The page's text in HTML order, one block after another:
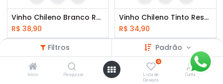
Filtros Padrão
Início Pesquisar
0
Lista de
Desejos
Conta
Vinho Chileno Branco Reservado Sauvignon Blanc Santa Carolina 750ml
R$ 38,90
Vinho Chileno Tinto Reservado Carmenère Santa Carolina 750ml
R$ 34,90